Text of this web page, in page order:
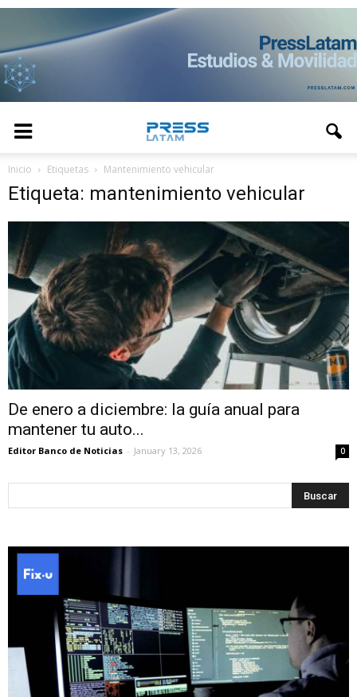
Inicio Etiquetas Mantenimiento vehicular
Etiqueta: mantenimiento vehicular
De enero a diciembre: la guía anual para
mantener tu auto...
Editor Banco de Noticias - January 13, 2026 0